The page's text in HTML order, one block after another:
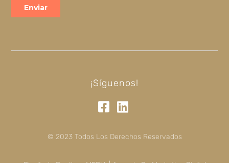
¡Síguenos!
© 2023 Todos Los Derechos Reservados